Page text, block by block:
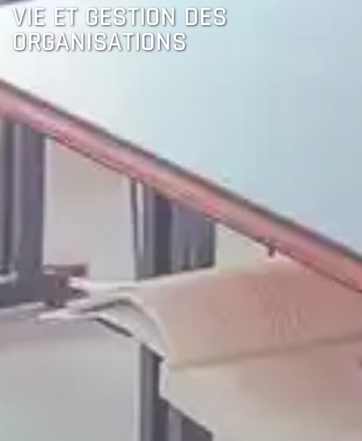
VIE ET GESTION DES
ORGANISATIONS